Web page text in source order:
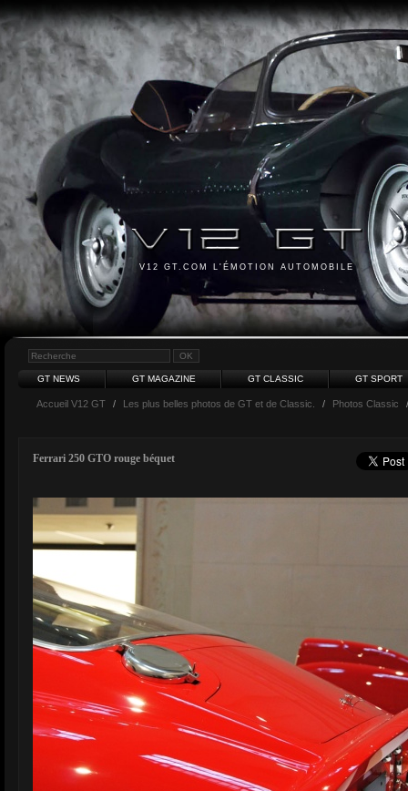
V12 GT.COM L'ÉMOTION AUTOMOBILE
GT NEWS GT MAGAZINE GT CLASSIC GT SPORT
Accueil V12 GT / Les plus belles photos de GT et de Classic. / Photos Classic
Ferrari 250 GTO rouge béquet